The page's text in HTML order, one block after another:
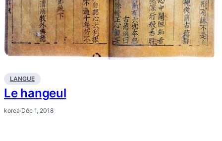
LANGUE
Le hangeul
korea·Déc 1, 2018